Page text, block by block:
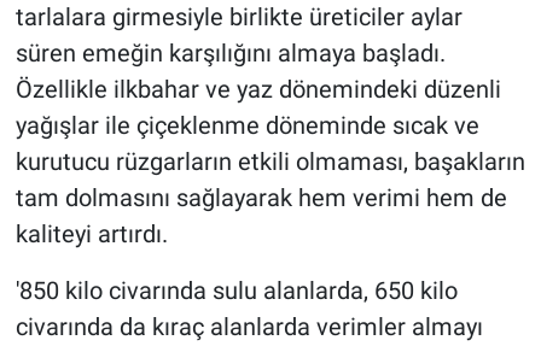
tarlalara girmesiyle birlikte üreticiler aylar
süren emeğin karşılığını almaya başladı.
Özellikle ilkbahar ve yaz dönemindeki düzenli
yağışlar ile çiçeklenme döneminde sıcak ve
kurutucu rüzgarların etkili olmaması, başakların
tam dolmasını sağlayarak hem verimi hem de
kaliteyi artırdı.
'850 kilo civarında sulu alanlarda, 650 kilo
civarında da kıraç alanlarda verimler almayı